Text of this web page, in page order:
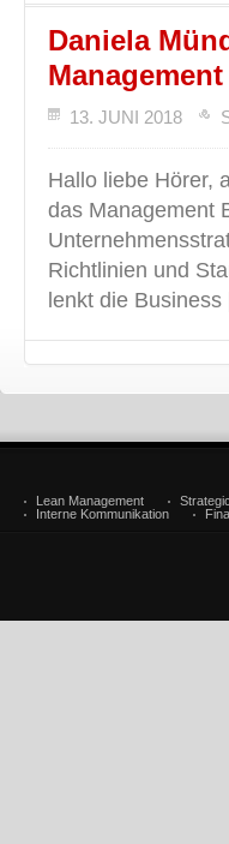
Daniela
Management
13. JUNI 2018
Hallo liebe Hörer,
das Management
Richtlinien und
lenkt die
Lean Management
Interne Kommunikation